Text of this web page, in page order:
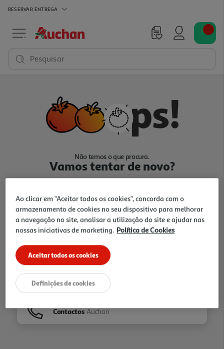
RESERVAR ENTREGA
Pesquisar
Não temos o que procura.
Vamos tentar de novo?
Ir para Homepage
Folhetos
Contactos Auchan
Ao clicar em "Aceitar todos os cookies", concorda com o
armazenamento de cookies no seu dispositivo para melhorar
a navegação no site, analisar a utilização do site e ajudar nas
nossas iniciativas de marketing. Política de Cookies
Aceitar todos os cookies
Definições de cookies